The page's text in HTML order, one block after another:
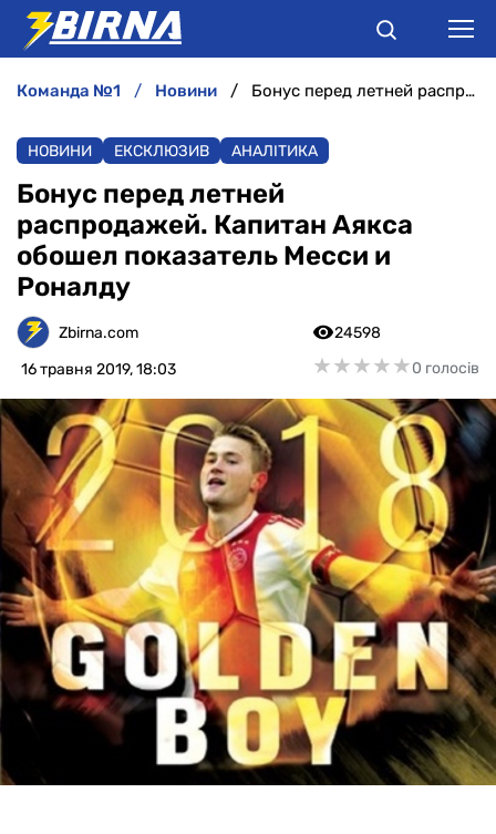
АНАЛІТИКА
ІНТЕРВ'Ю
РІЗНЕ
БУКМЕКЕРИ
команда №1 новини Бонус перед летней распродажей. Капитан Аякса обошел показатель Месси и Роналду
НОВИНИ ЕКСКЛЮЗИВ АНАЛІТИКА
Бонус перед летней
распродажей. Капитан Аякса
обошел показатель Месси и
Роналду
Zbirna.com
16 травня 2019, 18:03
24598
★★★★★
★★★★★0 голосів